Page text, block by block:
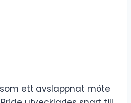
ett avslappnat möte